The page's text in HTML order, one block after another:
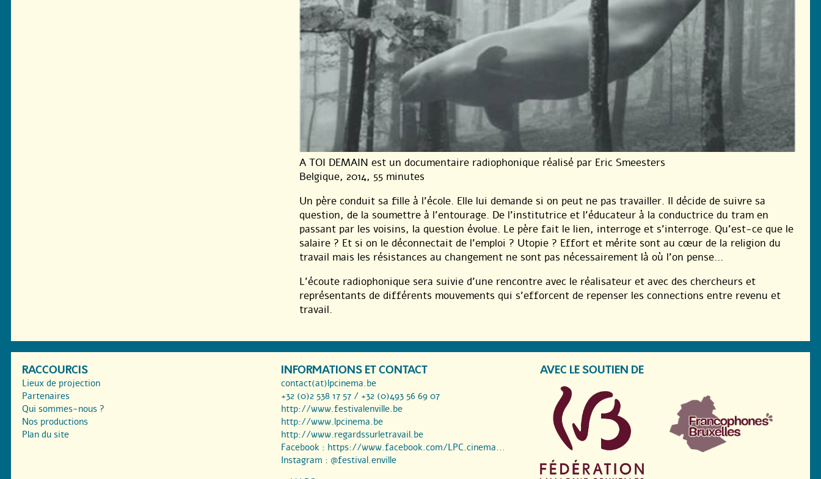
A TOI DEMAIN est un documentaire radiophonique réalisé par Eric Smeesters
Belgique, 2014, 55 minutes
Un père conduit sa fille à l’école. Elle lui demande si on peut ne pas travailler. Il décide de suivre sa
question, de la soumettre à l’entourage. De l’institutrice et l’éducateur à la conductrice du tram en
passant par les voisins, la question évolue. Le père fait le lien, interroge et s’interroge. Qu’est-ce que le
salaire ? Et si on le déconnectait de l’emploi ? Utopie ? Effort et mérite sont au cœur de la religion du
travail mais les résistances au changement ne sont pas nécessairement là où l’on pense…
L’écoute radiophonique sera suivie d’une rencontre avec le réalisateur et avec des chercheurs et
représentants de différents mouvements qui s’efforcent de repenser les connections entre revenu et
travail.
RACCOURCIS
Lieux de projection
Partenaires
Qui sommes-nous ?
Nos productions
Plan du site
INFORMATIONS ET CONTACT
contact(at)lpcinema.be
+32 (0)2 538 17 57 / +32 (0)493 56 69 07
http://www.festivalenville.be
http://www.lpcinema.be
http://www.regardssurletravail.be
Facebook : https://www.facebook.com/LPC.cinema...
Instagram : @festival.enville
AVEC LE SOUTIEN DE